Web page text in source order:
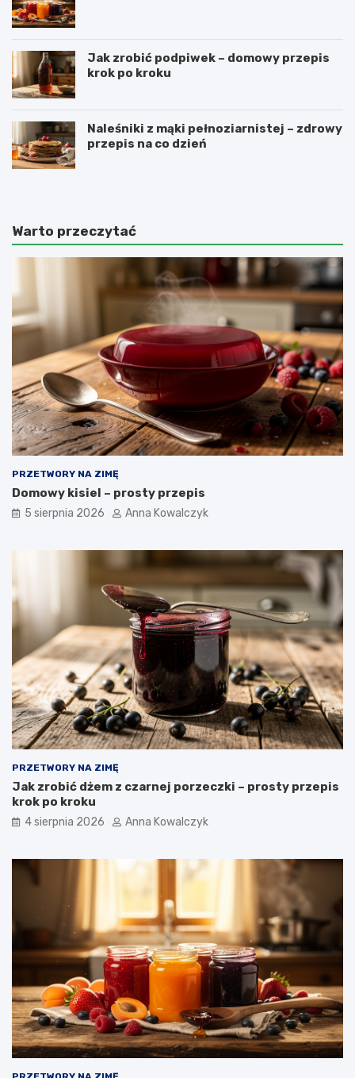
Jak zrobić podpiwek – domowy przepis
krok po kroku
Naleśniki z mąki pełnoziarnistej – zdrowy
przepis na co dzień
Warto przeczytać
PRZETWORY NA ZIMĘ
Domowy kisiel – prosty przepis
5 sierpnia 2026 Anna Kowalczyk
PRZETWORY NA ZIMĘ
Jak zrobić dżem z czarnej porzeczki – prosty przepis
krok po kroku
4 sierpnia 2026 Anna Kowalczyk